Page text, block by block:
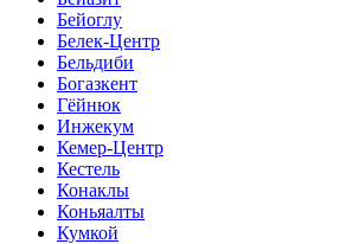
Бейоглу
Белек-Центр
Бельдиби
Богазкент
Гёйнюк
Инжекум
Кемер-Центр
Кестель
Конаклы
Коньяалты
Кумкой